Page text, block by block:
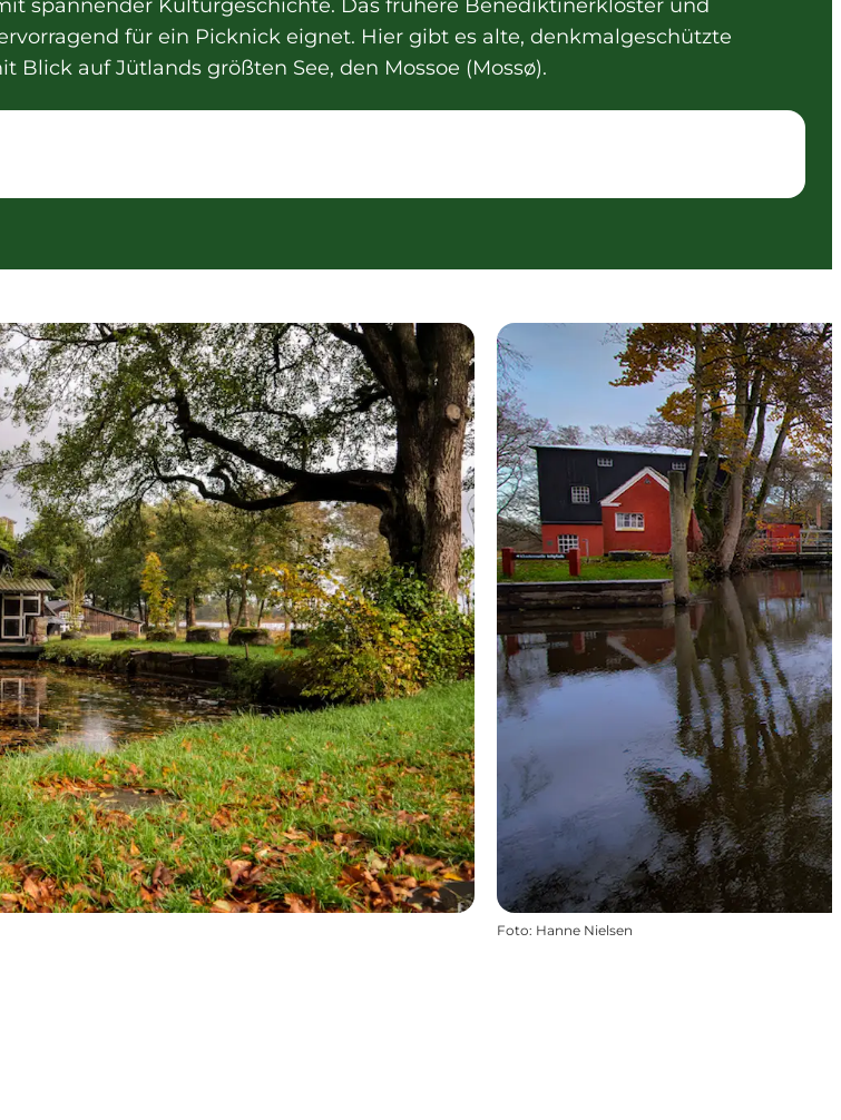
spannender Kulturgeschichte. Das frühere Benediktinerkloster und
für ein Picknick eignet. Hier gibt es alte, denkmalgeschützte
auf Jütlands größten See, den Mossoe (Mossø).
Foto: Hanne Nielsen